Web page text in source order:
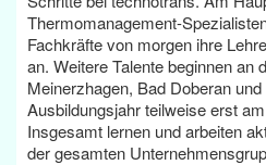
Thermomanagement-
Fachkräfte von morgen ihre
an. Weitere Talente beginnen an
Meinerzhagen, Bad Doberan
Ausbildungsjahr teilweise erst
Insgesamt lernen und arbeiten
der gesamten